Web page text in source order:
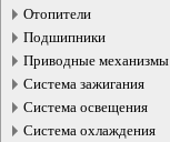
Отопители
Подшипники
Приводные механизмы
Система зажигания
Система освещения
Система охлаждения